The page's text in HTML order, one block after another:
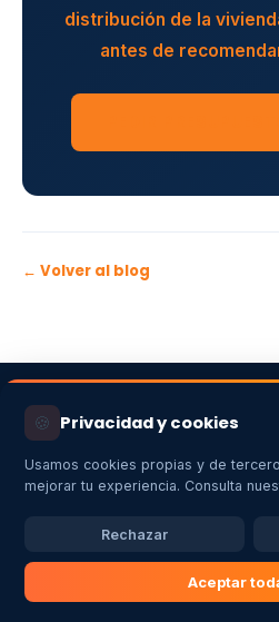
distribución de la
antes de
← Volver al blog
autoconsumo fotovoltaico,
eléctrico e instalaciones
🍪 Privacidad y cookies
Usamos cookies propias y de
mejorar tu experiencia. Consulta
Rechazar
Aceptar